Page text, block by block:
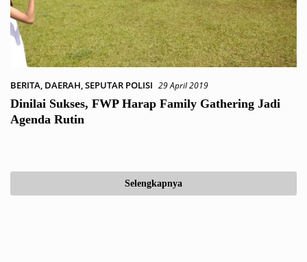
BERITA, DAERAH,SEPUTAR POLISI 29 April 2019
Dinilai Sukses, FWP Harap Family Gathering Jadi
Agenda Rutin
Selengkapnya